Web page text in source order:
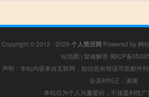
Copyright © 2012 - 2026 个人简历网 Powered by 网
站地图 | 疑难解答 闽ICP备
声明：本站内容来自互联网，如信息有错误可发邮件
会及时纠正，谢谢
本站仅为个人兴趣爱好，不接盈利性